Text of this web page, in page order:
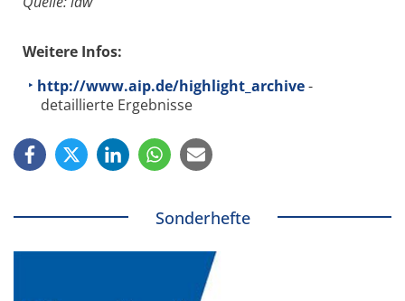
Weitere Infos:
http://www.aip.de/highlight_archive-
detaillierte Ergebnisse
Sonderhefte